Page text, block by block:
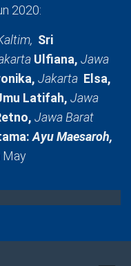
2020:
Sri
Ulfiana, Jawa
Jakarta Elsa,
Latifah, Jawa
Jawa Barat
Ayu Maesaroh,
May